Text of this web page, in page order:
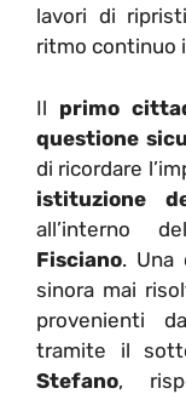
lavori di
ritmo continuo
Il primo
questione
di ricordare
istituzione
all’interno
Fisciano. Una
sinora mai
provenienti
tramite il
Stefano,